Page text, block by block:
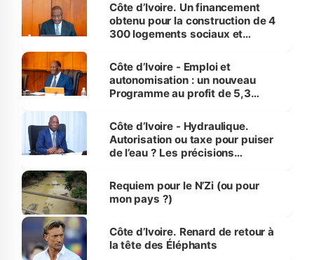
Côte d’Ivoire. Un financement
obtenu pour la construction de 4
300 logements sociaux et
et Yamoussoukro
Côte d’Ivoire - Emploi et
autonomisation : un nouveau
Programme au profit de 5,3
Côte d’Ivoire - Hydraulique.
Autorisation ou taxe pour puiser
de l’eau ? Les précisions
Requiem pour le N’Zi (ou pour
mon pays ?)
Côte d’Ivoire. Renard de retour à
la tête des Éléphants